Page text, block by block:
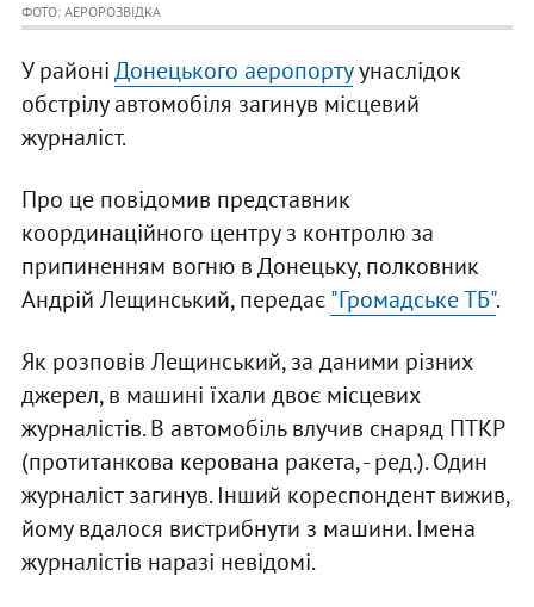
ФОТО: АЕРОРОЗВІДКА
У районіДонецького аеропортуунаслідок
обстрілу автомобіля загинув місцевий
журналіст.
Про це повідомив представник
координаційного центру з контролю за
припиненням вогню в Донецьку, полковник
Андрій Лещинський, передає"Громадське ТБ".
Як розповів Лещинський, за даними різних
джерел, в машині їхали двоє місцевих
журналістів. В автомобіль влучив снаряд ПТКР
(протитанкова керована ракета, - ред.). Один
журналіст загинув. Інший кореспондент вижив,
йому вдалося вистрибнути з машини. Імена
журналістів наразі невідомі.